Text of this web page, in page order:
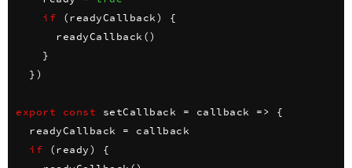
if
(readyCallback)
{
readyCallback ()
}
})
export const setCallback = callback =>
{
  readyCallback
= callback
if
(ready)
{